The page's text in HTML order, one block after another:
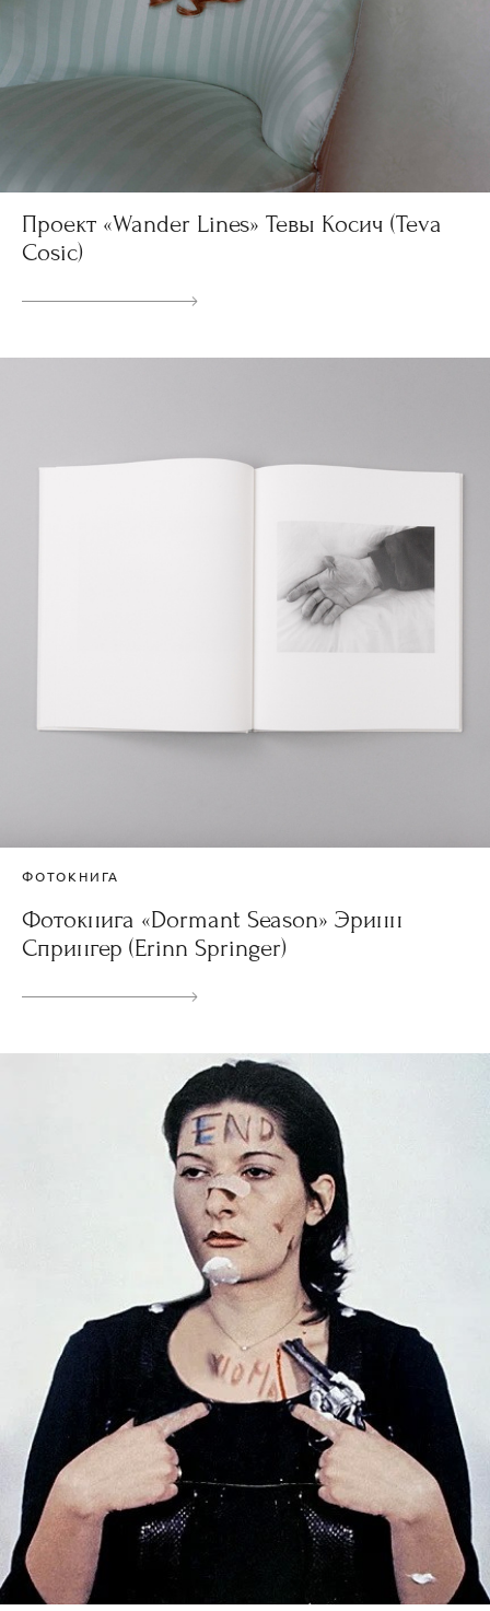
Проект «Wander Lines» Тевы Косич (Teva
Cosic)
ФОТОКНИГА
Фотокнига «Dormant Season» Эринн
Спрингер (Erinn Springer)